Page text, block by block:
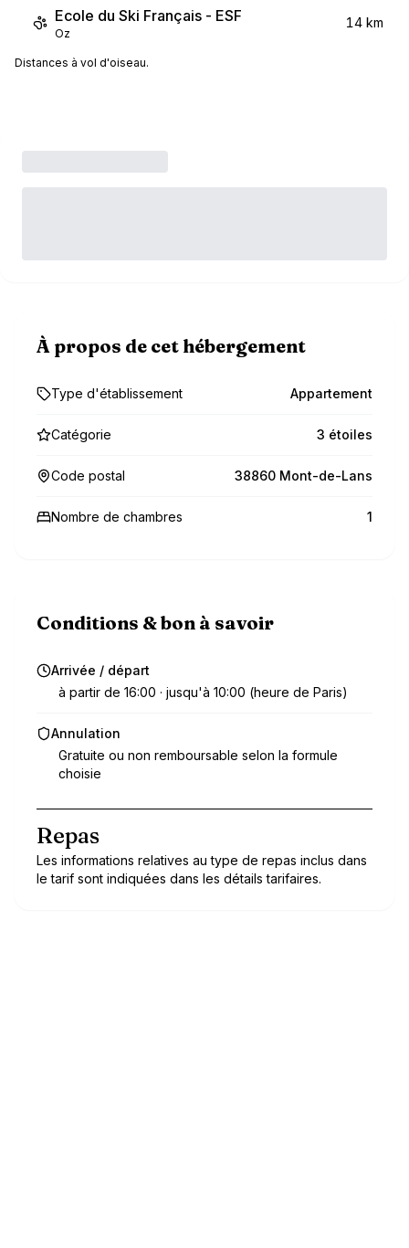
Ecole du Ski Français - ESF
Oz
14 km
Distances à vol d'oiseau.
À propos de cet hébergement
Type d'établissement Appartement
Catégorie 3 étoiles
Code postal 38860 Mont-de-Lans
Nombre de chambres 1
Conditions & bon à savoir
Arrivée / départ
à partir de 16:00 · jusqu'à 10:00 (heure de Paris)
Annulation
Gratuite ou non remboursable selon la formule
choisie
Repas
Les informations relatives au type de repas inclus dans
le tarif sont indiquées dans les détails tarifaires.